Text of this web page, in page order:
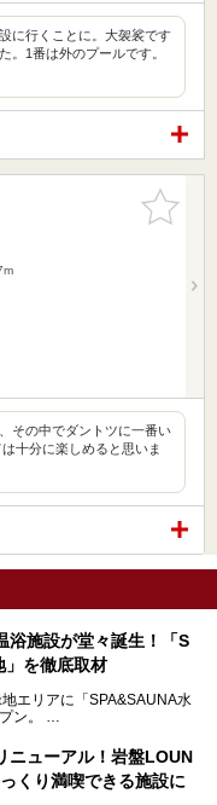
に行くことに。大袈裟です
。1番は外のプールです。
お気に入
りに追加
その中でダントツに一番い
十分に楽しめると思いま
浴施設が堂々誕生！「S
」を徹底取材
エリアに「SPA&SAUNA水
ン。
て誕生した本施設は、温泉・
・ラウンジ・レストランなど
イメージをさらに進化させ
ニューアル！岩盤LOUN
くり満喫できる施設に